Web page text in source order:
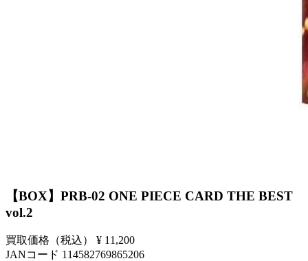
【BOX】PRB-02 ONE PIECE CARD THE BEST
vol.2
買取価格（税込）
¥ 11,200
JANコード 114582769865206